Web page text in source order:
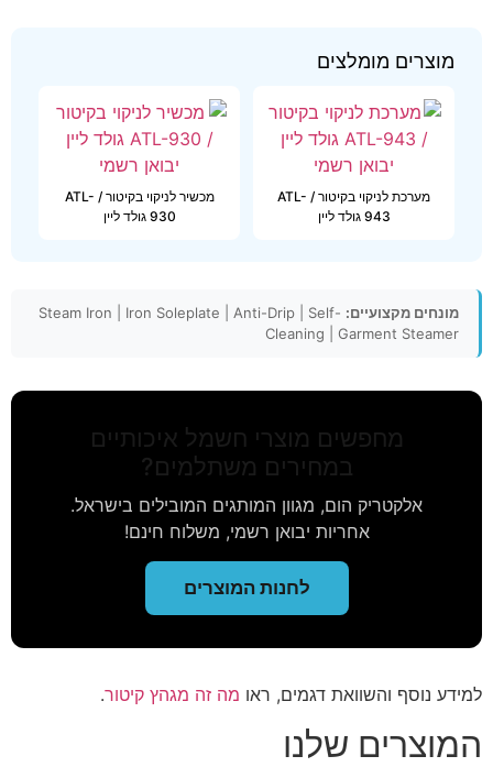
מוצרים מומלצים
מערכת לניקוי בקיטור / ATL-
943 גולד ליין
מכשיר לניקוי בקיטור / ATL-
930 גולד ליין
מונחים מקצועיים: Steam Iron | Iron Soleplate | Anti-Drip | Self-
Cleaning | Garment Steamer
מחפשים מוצרי חשמל איכותיים
במחירים משתלמים?
אלקטריק הום, מגוון המותגים המובילים בישראל.
אחריות יבואן רשמי, משלוח חינם!
לחנות המוצרים
למידע נוסף והשוואת דגמים, ראו מה זה מגהץ קיטור.
המוצרים שלנו